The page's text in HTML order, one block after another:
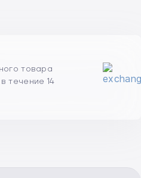
товара
течение 14